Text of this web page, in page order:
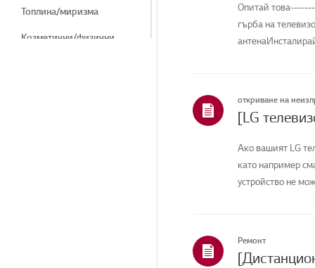
Топлина/миризма
Козметични/физични
Опитай
гърба на
откриване на
Ако вашият LG
като например
устройство не
Ремонт